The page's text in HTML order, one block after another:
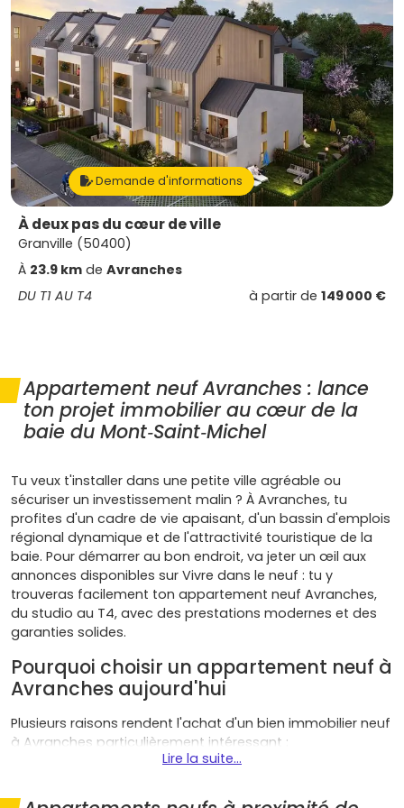
Demande d'informations
À deux pas du cœur de ville
Granville (50400)
À 23.9 km de Avranches
DU T1 AU T4
à partir de 149 000 €
Appartement neuf Avranches : lance
ton projet immobilier au cœur de la
baie du Mont‑Saint‑Michel
Tu veux t'installer dans une petite ville agréable ou
sécuriser un investissement malin ? À Avranches, tu
profites d'un cadre de vie apaisant, d'un bassin d'emplois
régional dynamique et de l'attractivité touristique de la
baie. Pour démarrer au bon endroit, va jeter un œil aux
annonces disponibles sur Vivre dans le neuf : tu y
trouveras facilement ton appartement neuf Avranches,
du studio au T4, avec des prestations modernes et des
garanties solides.
Pourquoi choisir un appartement neuf à
Avranches aujourd'hui
Plusieurs raisons rendent l'achat d'un bien immobilier neuf
à Avranches particulièrement intéressant :
Lire la suite...